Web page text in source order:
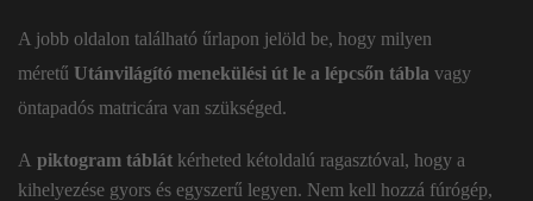
A jobb oldalon található űrlapon jelöld be, hogy milyen
méretű Utánvilágító menekülési út le a lépcsőn tábla vagy
öntapadós matricára van szükséged.
A piktogram táblát kérheted kétoldalú ragasztóval, hogy a
kihelyezése gyors és egyszerű legyen. Nem kell hozzá fúrógép,